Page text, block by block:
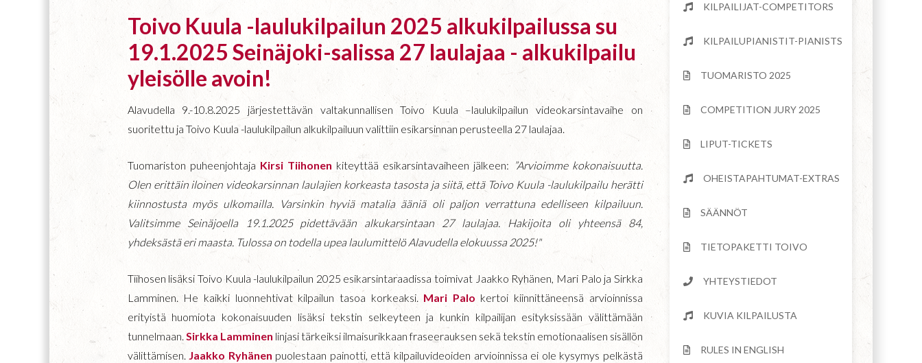
Toivo Kuula -laulukilpailun 2025 alkukilpailussa su
19.1.2025 Seinäjoki-salissa 27 laulajaa - alkukilpailu
yleisölle avoin!
Alavudella 9.-10.8.2025 järjestettävän valtakunnallisen Toivo Kuula –laulukilpailun videokarsintavaihe on
suoritettu ja Toivo Kuula -laulukilpailun alkukilpailuun valittiin esikarsinnan perusteella 27 laulajaa.
Tuomariston puheenjohtaja Kirsi Tiihonen kiteyttää esikarsintavaiheen jälkeen: ”Arvioimme kokonaisuutta.
Olen erittäin iloinen videokarsinnan laulajien korkeasta tasosta ja siitä, että Toivo Kuula -laulukilpailu herätti
kiinnostusta myös ulkomailla. Varsinkin hyviä matalia ääniä oli paljon verrattuna edelliseen kilpailuun.
Valitsimme Seinäjoella 19.1.2025 pidettävään alkukarsintaan 27 laulajaa. Hakijoita oli yhteensä 84,
yhdeksästä eri maasta. Tulossa on todella upea laulumittelö Alavudella elokuussa 2025!"
Tiihosen lisäksi Toivo Kuula -laulukilpailun 2025 esikarsintaraadissa toimivat Jaakko Ryhänen, Mari Palo ja Sirkka
Lamminen. He kaikki luonnehtivat kilpailun tasoa korkeaksi. Mari Palo kertoi kiinnittäneensä arvioinnissa
erityistä huomiota kokonaisuuden lisäksi tekstin selkeyteen ja kunkin kilpailijan esityksissään välittämään
tunnelmaan. Sirkka Lamminen linjasi tärkeiksi ilmaisurikkaan fraseerauksen sekä tekstin emotionaalisen sisällön
välittämisen. Jaakko Ryhänen puolestaan painotti, että kilpailuvideoiden arvioinnissa ei ole kysymys pelkästä
KILPAILIJAT-COMPETITORS
2025KILPAILUPIANISTIT-PIANISTS
TUOMARISTO 2025
COMPETITION JURY 2025
LIPUT-TICKETS
OHEISTAPAHTUMAT-EXTRAS
SÄÄNNÖT
TIETOPAKETTI TOIVO
KUULASTA
YHTEYSTIEDOT
KUVIA KILPAILUSTA
RULES IN ENGLISH